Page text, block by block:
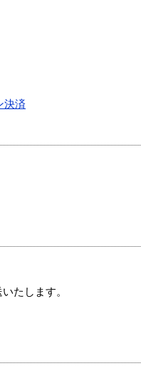
決済
たします。